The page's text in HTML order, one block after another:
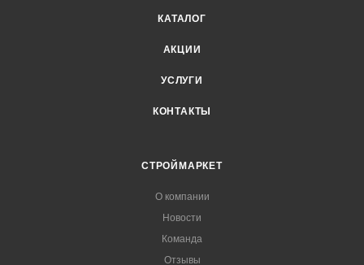
КАТАЛОГ
АКЦИИ
УСЛУГИ
КОНТАКТЫ
СТРОЙМАРКЕТ
О компании
Новости
Команда
Отзывы